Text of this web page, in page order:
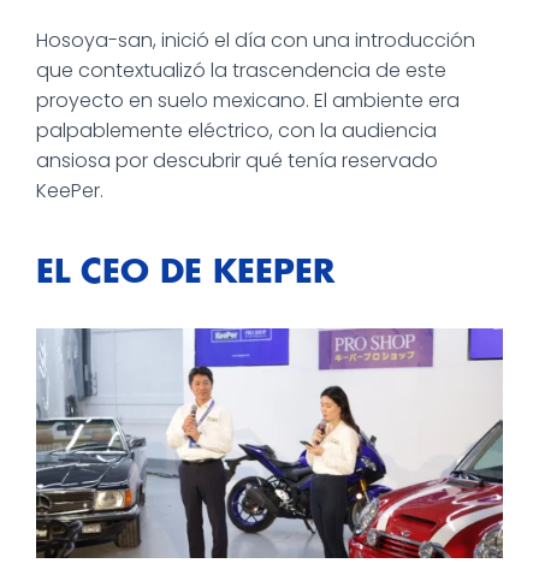
Hosoya-san, inició el día con una introducción
que contextualizó la trascendencia de este
proyecto en suelo mexicano. El ambiente era
palpablemente eléctrico, con la audiencia
ansiosa por descubrir qué tenía reservado
KeePer.
EL CEO DE KEEPER